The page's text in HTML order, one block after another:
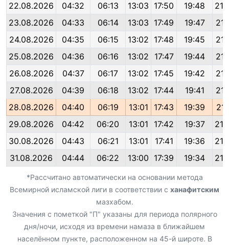
22.08.2026
04:32 06:13 13:03 17:50 19:48
23.08.2026
04:33 06:14 13:03 17:49 19:47
24.08.2026
04:35 06:15 13:02 17:48 19:45
25.08.2026
04:36 06:16 13:02 17:47 19:44
26.08.2026
04:37 06:17 13:02 17:45 19:42
27.08.2026
04:39 06:18 13:02 17:44 19:41
28.08.2026
04:40 06:19 13:01 17:43 19:39
29.08.2026
04:42 06:20 13:01 17:42 19:37
30.08.2026
04:43 06:21 13:01 17:41 19:36
31.08.2026
04:44 06:22 13:00 17:39 19:34
*Рассчитано автоматически на основании метода
Всемирной исламской лиги в соответствии с ханафитским
мазхабом.
Значения с пометкой "П" указаны для периода полярного
дня/ночи, исходя из времени намаза в ближайшем
населённом пункте, расположенном на 45-й широте. В